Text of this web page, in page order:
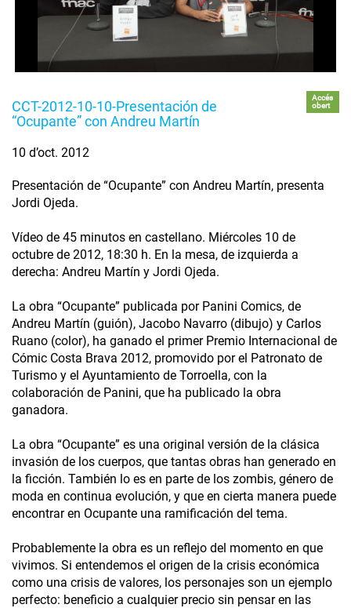
CCT-2012-10-10-Presentación de
“Ocupante” con Andreu Martín
Accés
obert
10 d’oct. 2012
Presentación de “Ocupante” con Andreu Martín, presenta
Jordi Ojeda.
Vídeo de 45 minutos en castellano. Miércoles 10 de
octubre de 2012, 18:30 h. En la mesa, de izquierda a
derecha: Andreu Martín y Jordi Ojeda.
La obra “Ocupante” publicada por Panini Comics, de
Andreu Martín (guión), Jacobo Navarro (dibujo) y Carlos
Ruano (color), ha ganado el primer Premio Internacional de
Cómic Costa Brava 2012, promovido por el Patronato de
Turismo y el Ayuntamiento de Torroella, con la
colaboración de Panini, que ha publicado la obra
ganadora.
La obra “Ocupante” es una original versión de la clásica
invasión de los cuerpos, que tantas obras han generado en
la ficción. También lo es en parte de los zombis, género de
moda en continua evolución, y que en cierta manera puede
encontrar en Ocupante una ramificación del tema.
Probablemente la obra es un reflejo del momento en que
vivimos. Si entendemos el origen de la crisis económica
como una crisis de valores, los personajes son un ejemplo
perfecto: beneficio a cualquier precio sin pensar en las